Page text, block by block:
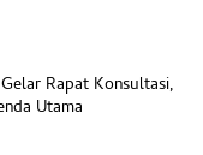
Rapat Konsultasi,
Utama